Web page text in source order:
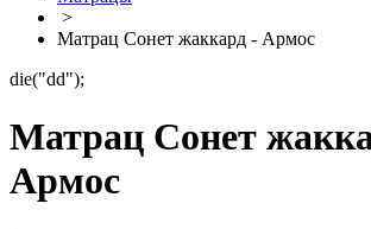
>
Матрац Сонет жаккард - Армос
die("dd");
Матрац Сонет
Армос